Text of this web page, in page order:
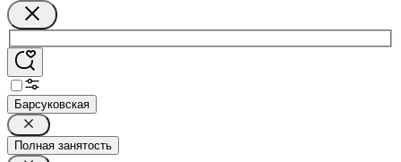
Барсуковская
Полная занятость